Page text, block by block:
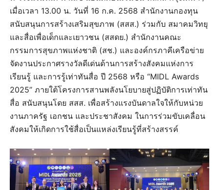
เมื่อเวลา 13.00 น. วันที่ 16 ก.ค. 2568 สำนักงานกองทุน
สนับสนุนการสร้างเสริมสุขภาพ (สสส.) ร่วมกับ สมาคมวิทยุ
และสื่อเพื่อเด็กและเยาวชน (สสดย.) สำนักงานคณะ
กรรมการสุขภาพแห่งชาติ (สช.) และองค์กรภาคีเครือข่าย
จัดงานประกาศรางวัลดีเด่นด้านการสร้างสังคมแห่งการ
เรียนรู้ และการรู้เท่าทันสื่อ ปี 2568 หรือ “MIDL Awards
2025” ภายใต้โครงการสานพลังนโยบายสู่ปฏิบัติการเท่าทัน
สื่อ สนับสนุนโดย สสส. เพื่อสร้างแรงบันดาลใจให้กับหน่วย
งานภาครัฐ เอกชน และประชาสังคม ในการร่วมขับเคลื่อน
สังคมให้เกิดการใช้สื่อเป็นแหล่งเรียนรู้ที่สร้างสรรค์